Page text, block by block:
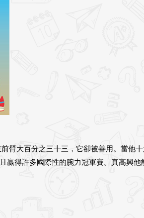
臂大百分之三十三，它卻被善用。當他
贏得許多國際性的腕力冠軍賽。真高興他